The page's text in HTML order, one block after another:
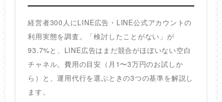
経営者300人にLINE広告・LINE公式アカウントの
利用実態を調査。「検討したことがない」が
93.7%と、LINE広告はまだ競合がほぼいない空白
チャネル。費用の目安（月1〜3万円のお試しか
ら）と、運用代行を選ぶときの3つの基準を解説し
ます。